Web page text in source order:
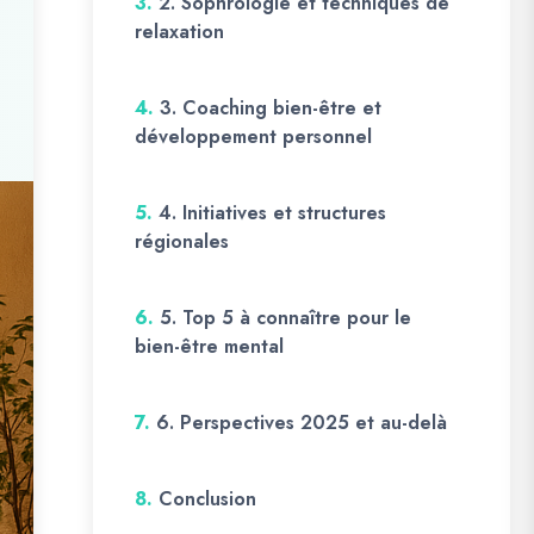
relaxation
4. 3. Coaching bien-être et
développement personnel
5. 4. Initiatives et structures
régionales
6. 5. Top 5 à connaître pour le
bien-être mental
7. 6. Perspectives 2025 et au-delà
8. Conclusion